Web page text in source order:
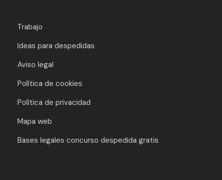
Trabajo
Ideas para despedidas
Aviso legal
Política de cookies
Política de privacidad
Mapa web
Bases legales concurso despedida gratis